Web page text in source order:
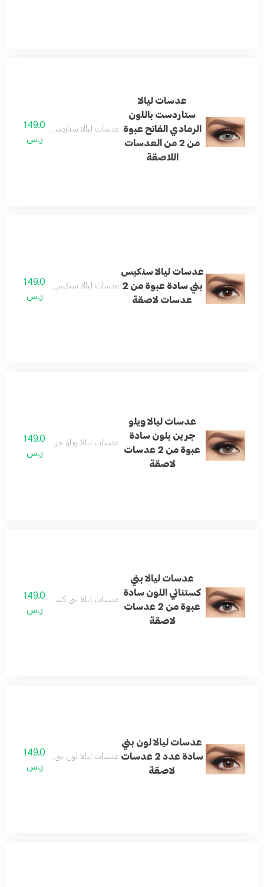
عدسات ليالا
ستاردست باللون
الرمادي الفاتح عبوة
من 2 من العدسات
اللاصقة
عدسات ليالا ستاردست باللون الرمادي الفاتح عبوة
149.0
ر.س
عدسات ليالا سنكيس
بني سادة عبوة من 2
عدسات لاصقة
عدسات ليالا سنكيس بني سادة عبوة من 2 عدسات
149.0
ر.س
عدسات ليالا ويلو
جرين بلون سادة
عبوة من 2 عدسات
لاصقة
عدسات ليالا ويلو جرين بلون سادة عبوة من 2
149.0
ر.س
عدسات ليالا بني
كستنائي اللون سادة
عبوة من 2 عدسات
لاصقة
عدسات ليالا بني كستنائي اللون سادة عبوة من 2
149.0
ر.س
عدسات ليالا لون بني
سادة عدد 2 عدسات
لاصقة
عدسات ليالا لون بني سادة عدد 2 عدسات لاصقة
149.0
ر.س